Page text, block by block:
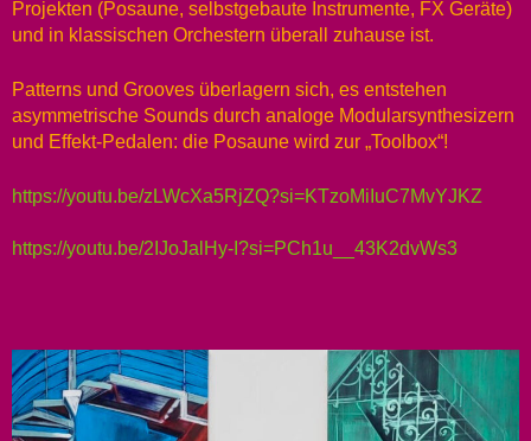
Projekten (Posaune, selbstgebaute Instrumente, FX Geräte)
und in klassischen Orchestern überall zuhause ist.
Patterns und Grooves überlagern sich, es entstehen
asymmetrische Sounds durch analoge Modularsynthesizern
und Effekt-Pedalen: die Posaune wird zur „Toolbox“!
https://youtu.be/zLWcXa5RjZQ?si=KTzoMiIuC7MvYJKZ
https://youtu.be/2IJoJalHy-I?si=PCh1u__43K2dvWs3